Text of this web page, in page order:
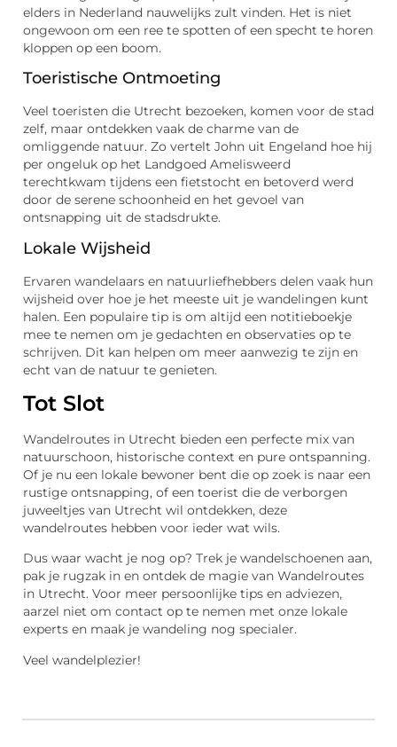
elders in Nederland nauwelijks zult vinden. Het is niet
ongewoon om een ree te spotten of een specht te horen
kloppen op een boom.
Toeristische Ontmoeting
Veel toeristen die Utrecht bezoeken, komen voor de stad
zelf, maar ontdekken vaak de charme van de
omliggende natuur. Zo vertelt John uit Engeland hoe hij
per ongeluk op het Landgoed Amelisweerd
terechtkwam tijdens een fietstocht en betoverd werd
door de serene schoonheid en het gevoel van
ontsnapping uit de stadsdrukte.
Lokale Wijsheid
Ervaren wandelaars en natuurliefhebbers delen vaak hun
wijsheid over hoe je het meeste uit je wandelingen kunt
halen. Een populaire tip is om altijd een notitieboekje
mee te nemen om je gedachten en observaties op te
schrijven. Dit kan helpen om meer aanwezig te zijn en
echt van de natuur te genieten.
Tot Slot
Wandelroutes in Utrecht bieden een perfecte mix van
natuurschoon, historische context en pure ontspanning.
Of je nu een lokale bewoner bent die op zoek is naar een
rustige ontsnapping, of een toerist die de verborgen
juweeltjes van Utrecht wil ontdekken, deze
wandelroutes hebben voor ieder wat wils.
Dus waar wacht je nog op? Trek je wandelschoenen aan,
pak je rugzak in en ontdek de magie van Wandelroutes
in Utrecht. Voor meer persoonlijke tips en adviezen,
aarzel niet om contact op te nemen met onze lokale
experts en maak je wandeling nog specialer.
Veel wandelplezier!